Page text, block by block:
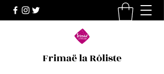
Frimaë la Rôliste